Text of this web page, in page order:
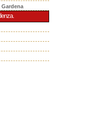
Gardena